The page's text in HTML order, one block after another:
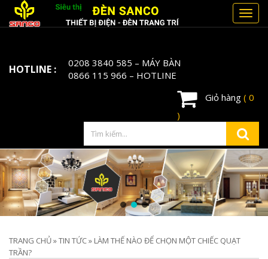
HOTLINE : 0208 3840 585 – MÁY BÀN
0866 115 966 – HOTLINE
Giỏ hàng ( 0
)
TRANG CHỦ»TIN TỨC» LÀM THẾ NÀO ĐỂ CHỌN MỘT CHIẾC QUẠT
TRẦN?